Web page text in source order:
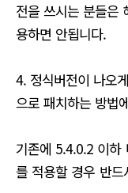
전을 쓰시는 분들은
용하면 안됩니다.
4. 정식버전이 나오
으로 패치하는 방법
기존에 5.4.0.2 이하
를 적용할 경우 반드